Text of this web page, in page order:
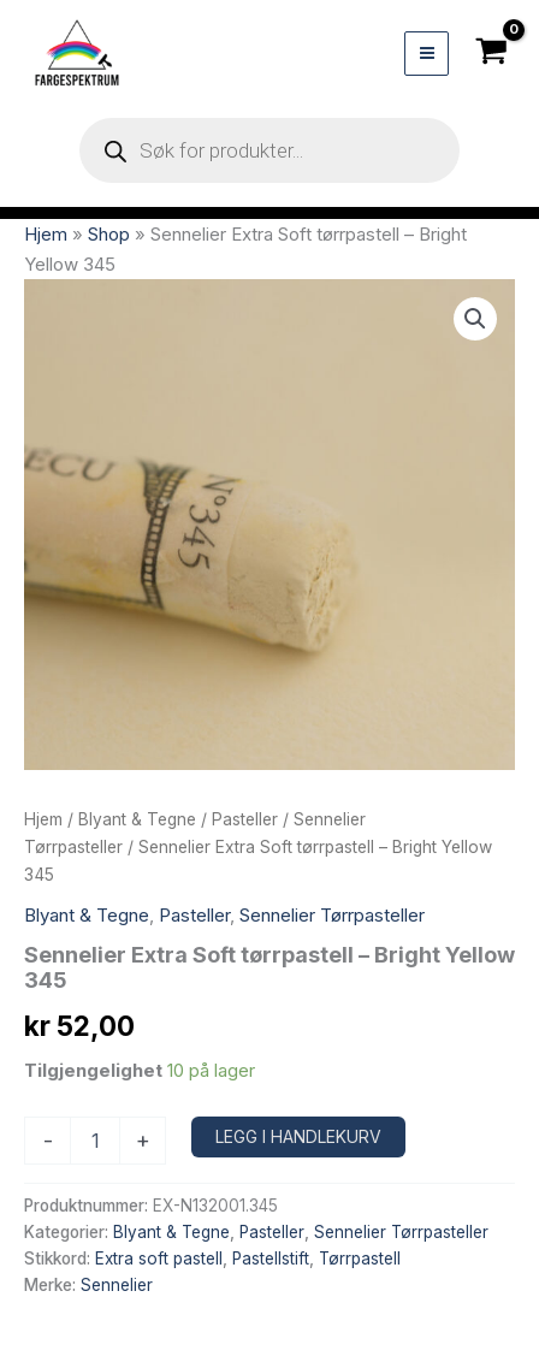
search
Hjem » Shop » Sennelier Extra Soft tørrpastell – Bright
Yellow 345
Hjem / Blyant & Tegne / Pasteller / Sennelier
Tørrpasteller / Sennelier Extra Soft tørrpastell – Bright Yellow
345
Blyant & Tegne, Pasteller, Sennelier Tørrpasteller
Sennelier Extra Soft tørrpastell – Bright Yellow
345
kr 52,00
Tilgjengelighet 10 på lager
-
tørrpastell
–
Bright
Yellow
345
+ LEGG I HANDLEKURV
Produktnummer: EX-N132001.345
Kategorier: Blyant & Tegne Pasteller Sennelier Tørrpasteller
Stikkord: Extra soft pastell Pastellstift Tørrpastell
Merke: Sennelier